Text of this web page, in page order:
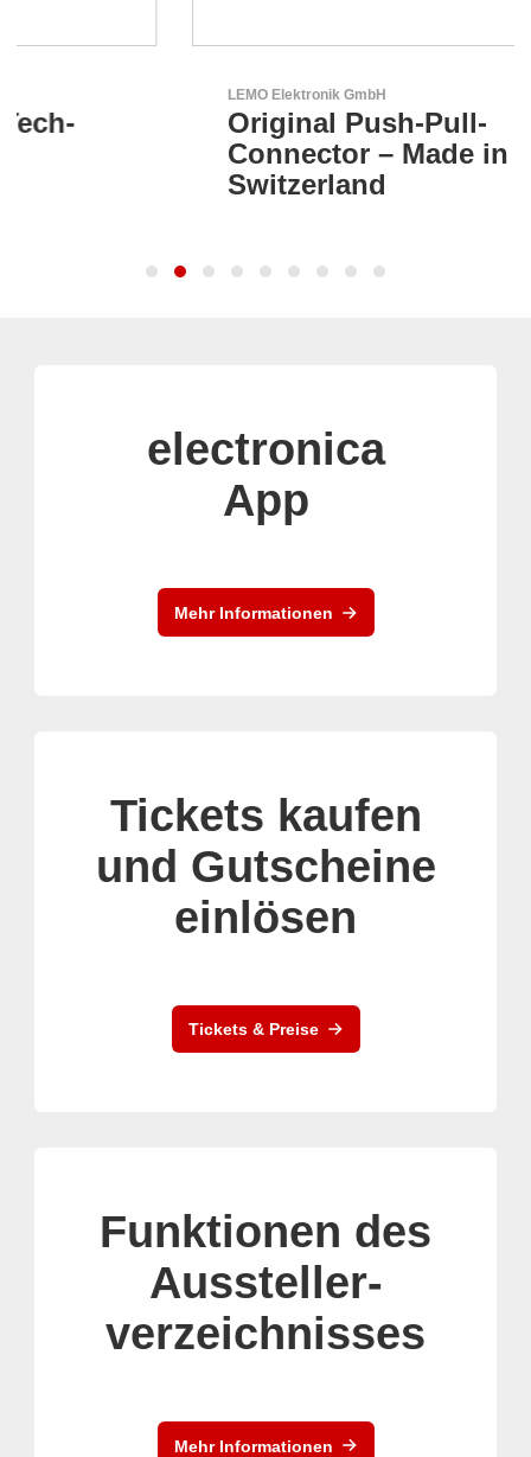
LEMO Elektronik GmbH
Original Push-Pull-
Connector – Made in
Switzerland
electronica
App
Mehr Informationen
Tickets kaufen
und Gutscheine
einlösen
Tickets & Preise
Funktionen des
Aussteller-
verzeichnisses
Mehr Informationen